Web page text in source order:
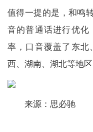
值得一提的是，和鸣
音的普通话进行优化
率，口音覆盖了东北
西、湖南、湖北等地区
来源：思必驰